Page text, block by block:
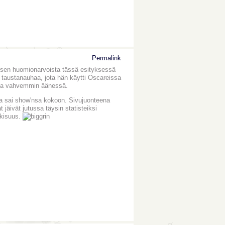
Permalink
huomionarvoista tässä esityksessä
jota hän käytti Oscareissa
vahvemmin äänessä.
sai show'nsa kokoon. Sivujuonteena
jäivät jutussa täysin statisteiksi